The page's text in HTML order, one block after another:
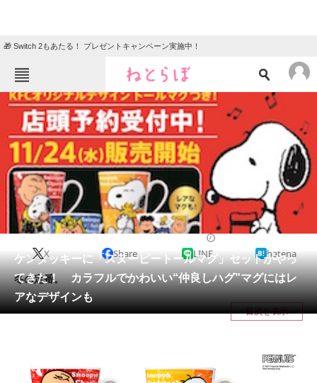
🎁 Switch 2もあたる！ プレゼントキャンペーン実施中！
ねとらぼメニュー
ニュース
エンタメ クイズ
グルメ 地域
住まい 教育・育児
動物 リサーチ
会員記事
メディア
注目記事を集めた総合ページ
スマホと通信の最新トレンド
ケンタッキーに「スヌーピートールマグ」セットがやっ
てきた！ カラフルでかわいい“仲良しハグ”マグにはレ
アなデザインも
X Share LINE hatena
冬の定番。
目次を表示